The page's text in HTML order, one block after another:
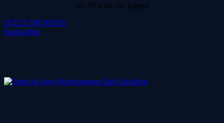
187,90 € für die Jugend
JETZT SPENDEN
Sponsoring